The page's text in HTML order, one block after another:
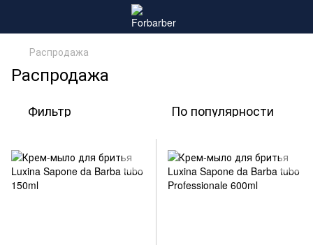
Распродажа
Распродажа
Фильтр По популярности